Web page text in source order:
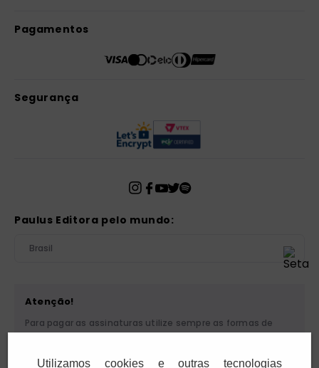
Pagamentos
Segurança
Paulus Editora pelo mundo:
Brasil
Atenção!
Para pagar as assinaturas utilize sempre as formas de
ou de pessoa física. Se você receber algum tipo de
Utilizamos cookies e outras tecnologias